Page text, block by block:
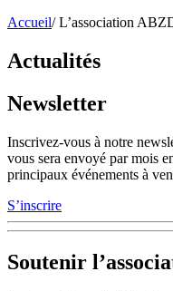
Accueil/ L’association
Actualités
Newsletter
Inscrivez-vous à notre
vous sera envoyé par mois
principaux événements à
S’inscrire
Soutenir